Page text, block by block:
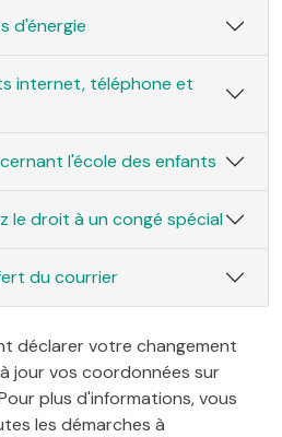
d'énergie
internet, téléphone et
l'école des enfants
le droit à un congé spécial
du courrier
déclarer votre changement
jour vos coordonnées sur
plus d'informations, vous
les démarches à